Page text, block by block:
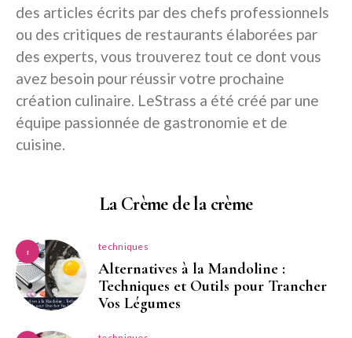
des articles écrits par des chefs professionnels
ou des critiques de restaurants élaborées par
des experts, vous trouverez tout ce dont vous
avez besoin pour réussir votre prochaine
création culinaire. LeStrass a été créé par une
équipe passionnée de gastronomie et de
cuisine.
La Crème de la crème
1 techniques
Alternatives à la Mandoline :
Techniques et Outils pour Trancher
Vos Légumes